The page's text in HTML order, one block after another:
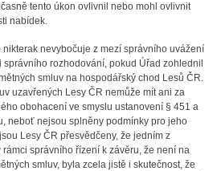
tento úkon ovlivnil nebo mohl ovlivnit
nabídek.
nevybočuje z mezí správního uvážení
rozhodování, pokud Úřad zohlednil
smluv na hospodářský chod Lesů ČR.
uzavřených Lesy ČR nemůže mít ani za
obohacení ve smyslu ustanovení § 451 a
neboť nejsou splněny podmínky pro jeho
Lesy ČR přesvědčeny, že jedním z
správního řízení k závěru, že není na
smluv, byla zcela jistě i skutečnost, že